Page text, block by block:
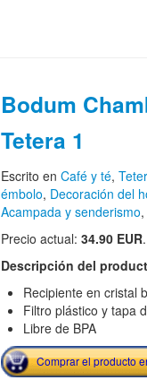
Bodum
Tetera 1
Escrito en Café y té,
émbolo, Decoración del
Acampada y senderismo,
Precio actual: 34.90 EUR.
Descripción del
Recipiente en cristal
Filtro plástico y tapa
Libre de BPA
Comprar el producto